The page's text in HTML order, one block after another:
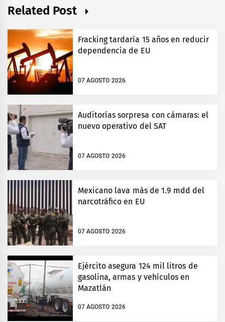
Related Post
Fracking tardaría 15 años en reducir
dependencia de EU
07 AGOSTO 2026
Auditorías sorpresa con cámaras: el
nuevo operativo del SAT
07 AGOSTO 2026
Mexicano lava más de 1.9 mdd del
narcotráfico en EU
07 AGOSTO 2026
Ejército asegura 124 mil litros de
gasolina, armas y vehículos en
Mazatlán
07 AGOSTO 2026